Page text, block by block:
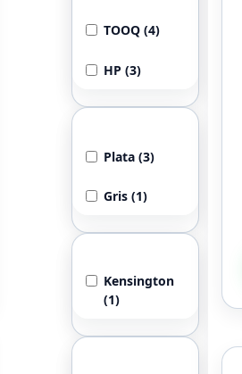
TOOQ (4)
HP (3)
Plata (3)
Gris (1)
Kensington
(1)